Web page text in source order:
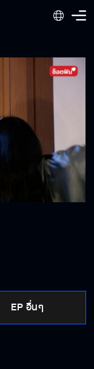
EP อื่นๆ